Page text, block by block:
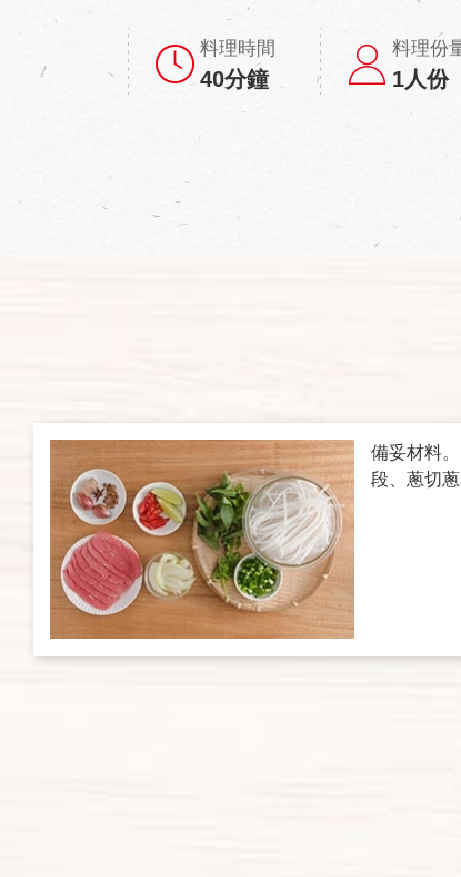
料理時間
40分鐘
料理份
1人份
備妥材料
段、蔥切